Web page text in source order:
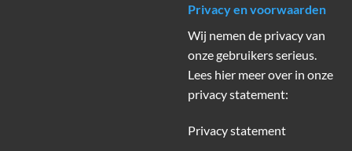
Privacy en voorwaarden
Wij nemen de privacy van
onze gebruikers serieus.
Lees hier meer over in onze
privacy statement:
Privacy statement